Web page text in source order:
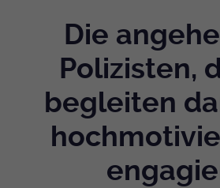
Die
Polizisten,
begleiten